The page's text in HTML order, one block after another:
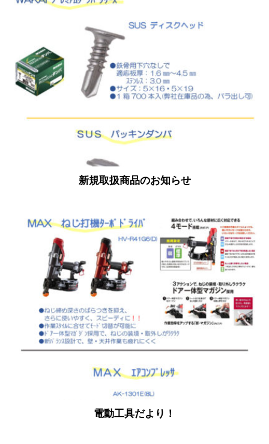
新規取扱商品のお知らせ
電動工具だより！